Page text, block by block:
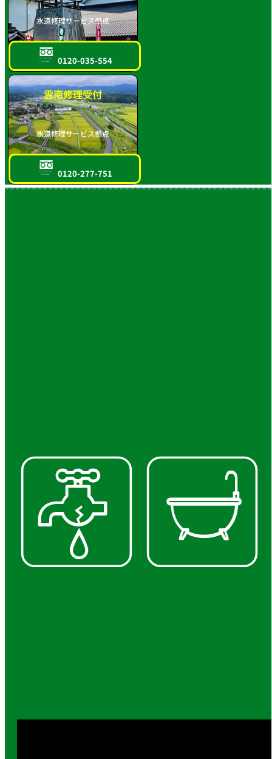
水道修理サービス拠点
フリーダイヤル
スマホOK!! 0120-035-554
雲南修理受付
水道修理サービス拠点
フリーダイヤル
スマホOK!! 0120-277-751